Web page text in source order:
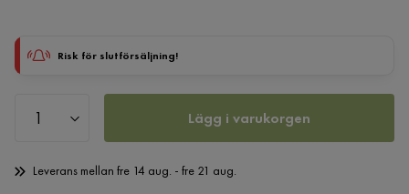
Risk för slutförsäljning!
Lägg i varukorgen
Leverans mellan fre 14 aug. - fre 21 aug.